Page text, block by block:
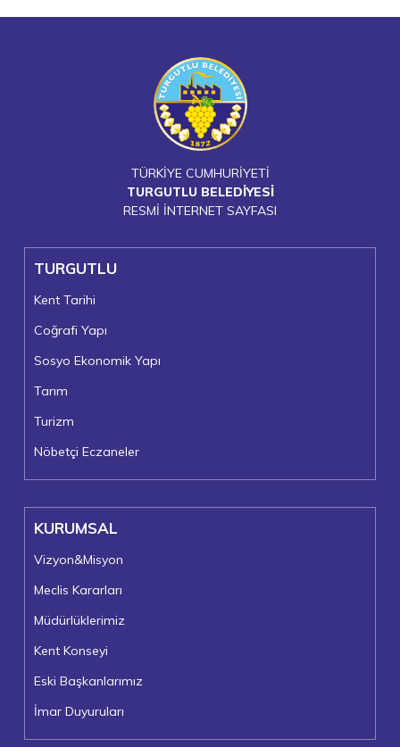
TÜRKİYE CUMHURİYETİ
TURGUTLU BELEDİYESİ
RESMİ İNTERNET SAYFASI
TURGUTLU
Kent Tarihi
Coğrafi Yapı
Sosyo Ekonomik Yapı
Tarım
Turizm
Nöbetçi Eczaneler
KURUMSAL
Vizyon&Misyon
Meclis Kararları
Müdürlüklerimiz
Kent Konseyi
Eski Başkanlarımız
İmar Duyuruları